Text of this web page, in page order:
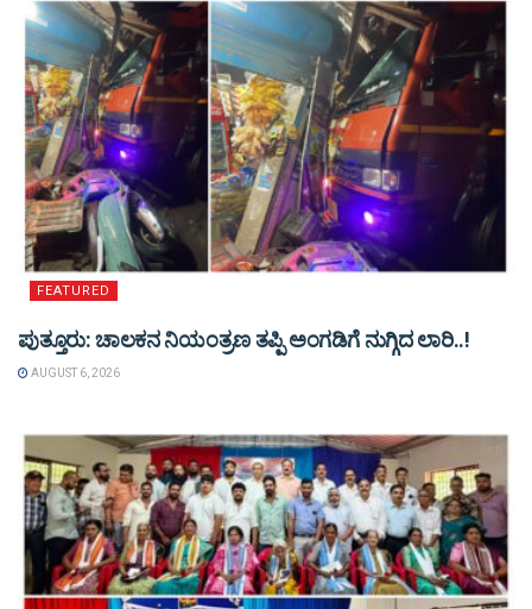
FEATURED
ಪುತ್ತೂರು: ಚಾಲಕನ ನಿಯಂತ್ರಣ ತಪ್ಪಿ ಅಂಗಡಿಗೆ ನುಗ್ಗಿದ ಲಾರಿ..!
AUGUST 6, 2026